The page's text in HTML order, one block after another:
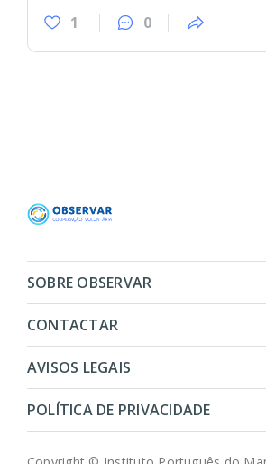
1 0
SOBRE OBSERVAR
CONTACTAR
AVISOS LEGAIS
POLÍTICA DE PRIVACIDADE